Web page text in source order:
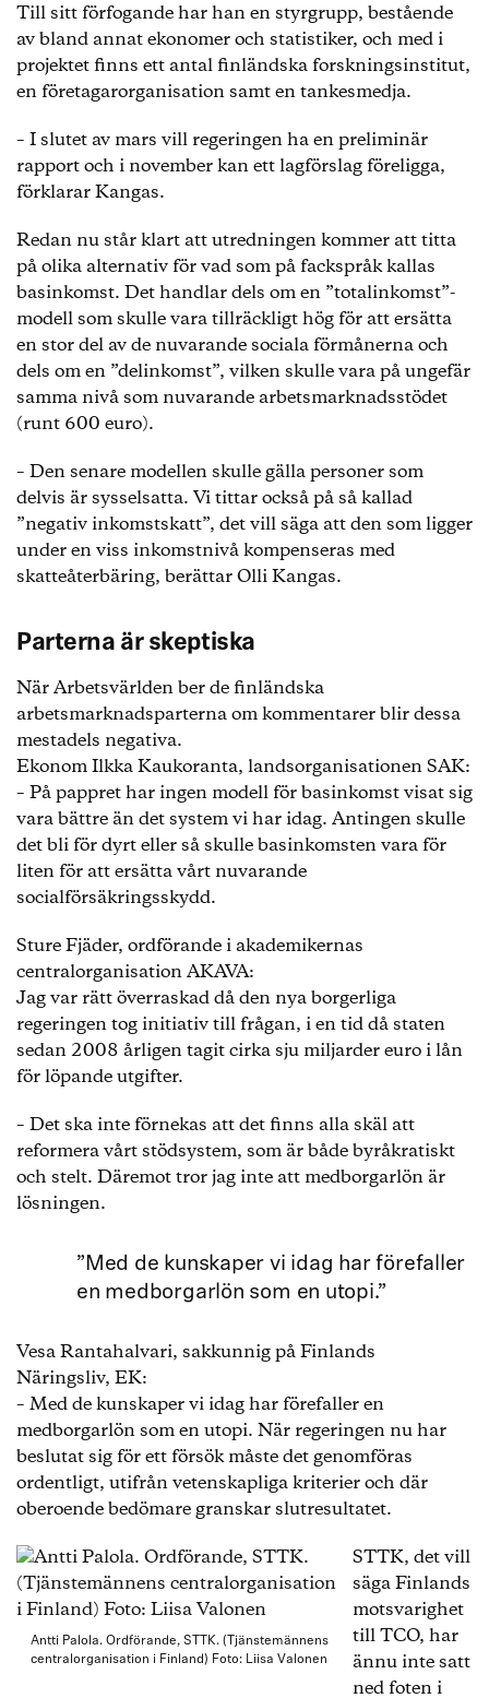
Till sitt förfogande har han en styrgrupp, bestående
av bland annat ekonomer och statistiker, och med i
projektet finns ett antal finländska forskningsinstitut,
en företagarorganisation samt en tankesmedja.
– I slutet av mars vill regeringen ha en preliminär
rapport och i november kan ett lagförslag föreligga,
förklarar Kangas.
Redan nu står klart att utredningen kommer att titta
på olika alternativ för vad som på fackspråk kallas
basinkomst. Det handlar dels om en ”totalinkomst”-
modell som skulle vara tillräckligt hög för att ersätta
en stor del av de nuvarande sociala förmånerna och
dels om en ”delinkomst”, vilken skulle vara på ungefär
samma nivå som nuvarande arbetsmarknadsstödet
(runt 600 euro).
– Den senare modellen skulle gälla personer som
delvis är sysselsatta. Vi tittar också på så kallad
”negativ inkomstskatt”, det vill säga att den som ligger
under en viss inkomstnivå kompenseras med
skatteåterbäring, berättar Olli Kangas.
Parterna är skeptiska
När Arbetsvärlden ber de finländska
arbetsmarknadsparterna om kommentarer blir dessa
mestadels negativa.
Ekonom Ilkka Kaukoranta, landsorganisationen SAK:
– På pappret har ingen modell för basinkomst visat sig
vara bättre än det system vi har idag. Antingen skulle
det bli för dyrt eller så skulle basinkomsten vara för
liten för att ersätta vårt nuvarande
socialförsäkringsskydd.
Sture Fjäder, ordförande i akademikernas
centralorganisation AKAVA:
Jag var rätt överraskad då den nya borgerliga
regeringen tog initiativ till frågan, i en tid då staten
sedan 2008 årligen tagit cirka sju miljarder euro i lån
för löpande utgifter.
– Det ska inte förnekas att det finns alla skäl att
reformera vårt stödsystem, som är både byråkratiskt
och stelt. Däremot tror jag inte att medborgarlön är
lösningen.
”Med de kunskaper vi idag har förefaller
en medborgarlön som en utopi.”
Vesa Rantahalvari, sakkunnig på Finlands
Näringsliv, EK:
– Med de kunskaper vi idag har förefaller en
medborgarlön som en utopi. När regeringen nu har
beslutat sig för ett försök måste det genomföras
ordentligt, utifrån vetenskapliga kriterier och där
oberoende bedömare granskar slutresultatet.
Antti Palola. Ordförande, STTK. (Tjänstemännens
centralorganisation i Finland) Foto: Liisa Valonen
STTK, det vill
säga Finlands
motsvarighet
till TCO, har
ännu inte satt
ned foten i